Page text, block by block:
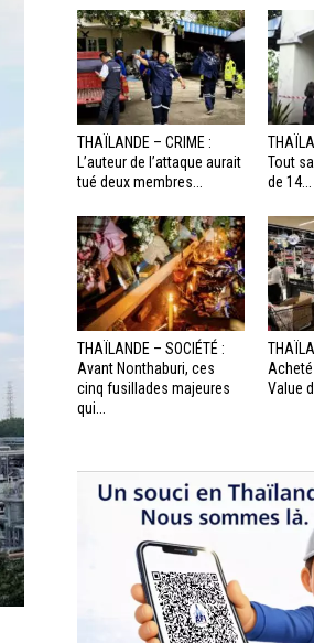
THAÏLANDE – CRIME :
L’auteur de l’attaque aurait
tué deux membres...
Tout
de 14...
THAÏLANDE – SOCIÉTÉ :
Avant Nonthaburi, ces
cinq fusillades majeures
qui...
Acheté
Value